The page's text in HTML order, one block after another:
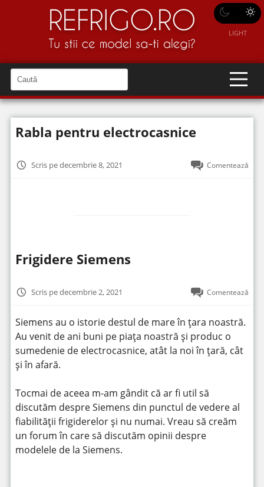
LIGHT
a
u
t
C
a
u
î
n
e
Rabla pentru electrocasnice
Scris pe decembrie 8, 2021 Comentează
Frigidere Siemens
Scris pe decembrie 2, 2021 Comentează
Siemens au o istorie destul de mare în țara noastră.
Au venit de ani buni pe piața noastră și produc o
sumedenie de electrocasnice, atât la noi în țară, cât
și în afară.
Tocmai de aceea m-am gândit că ar fi util să
discutăm despre Siemens din punctul de vedere al
fiabilității frigiderelor și nu numai. Vreau să creăm
un forum în care să discutăm opinii despre
modelele de la Siemens.